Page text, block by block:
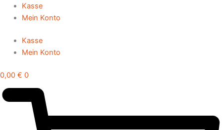
Zum
Inhalt
Kasse
Mein Konto
Kasse
Mein Konto
0,00 € 0